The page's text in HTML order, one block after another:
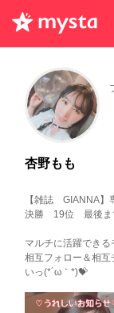
杏野もも
【雑誌 GIANNA】
決勝 19位 最後ま
マルチに活躍でき
相互フォロー＆相
いっ(*´ω｀*)💝